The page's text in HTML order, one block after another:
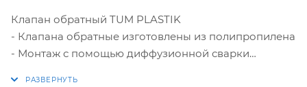
Клапан обратный TUM PLASTIK
- Клапана обратные изготовлены из полипропилена
- Монтаж с помощью диффузионной сварки